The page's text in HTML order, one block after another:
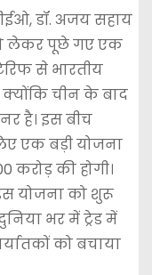
डॉ. अजय सहाय
लेकर पूछे गए एक
से भारतीय
चीन के बाद
है। इस बीच
एक बड़ी योजना
करोड़ की होगी।
योजना को शुरू
भर में ट्रेड में
को बचाया